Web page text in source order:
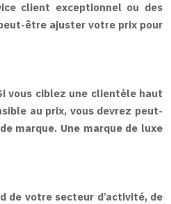
client exceptionnel ou des
être ajuster votre prix pour
vous ciblez une clientèle haut
au prix, vous devrez peut-
marque. Une marque de luxe
de votre secteur d’activité, de